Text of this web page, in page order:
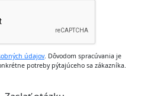
údajov. Dôvodom spracúvania je
potreby pýtajúceho sa zákazníka.